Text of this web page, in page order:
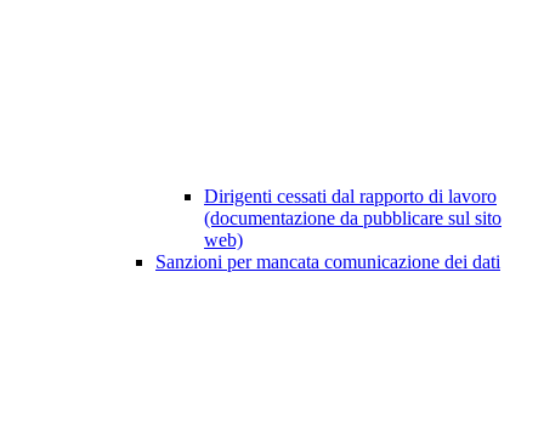
Dirigenti cessati dal rapporto di lavoro
(documentazione da pubblicare sul sito
web)
Sanzioni per mancata comunicazione dei dati